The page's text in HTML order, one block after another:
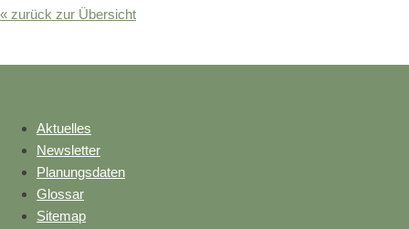
« zurück zur Übersicht
Aktuelles
Newsletter
Planungsdaten
Glossar
Sitemap